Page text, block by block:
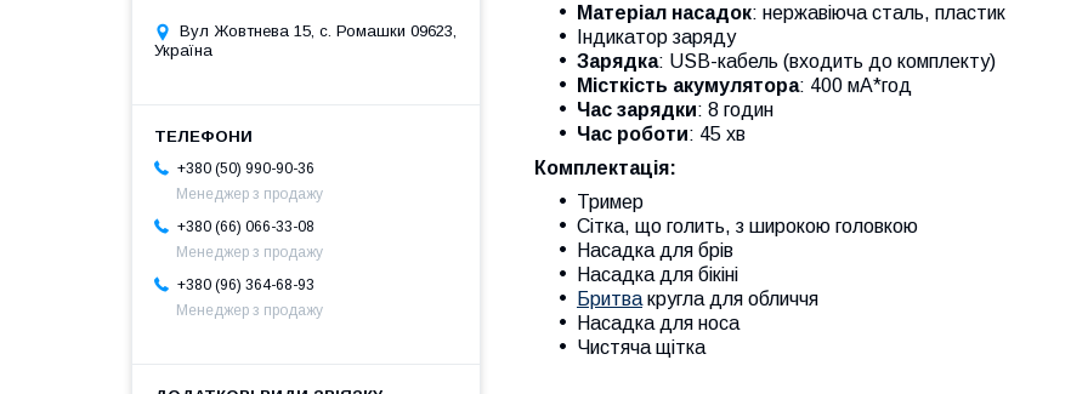
Матеріал насадок: нержавіюча сталь, пластик
Індикатор заряду
Зарядка: USB-кабель (входить до комплекту)
Місткість акумулятора: 400 мА*год
Час зарядки: 8 годин
Час роботи: 45 хв
Комплектація:
Тример
Сітка, що голить, з широкою головкою
Насадка для брів
Насадка для бікіні
Бритва кругла для обличчя
Насадка для носа
Чистяча щітка
Вул Жовтнева 15, с. Ромашки 09623,
Україна
+380 (50) 990-90-36
Менеджер з продажу
+380 (66) 066-33-08
Менеджер з продажу
+380 (96) 364-68-93
Менеджер з продажу